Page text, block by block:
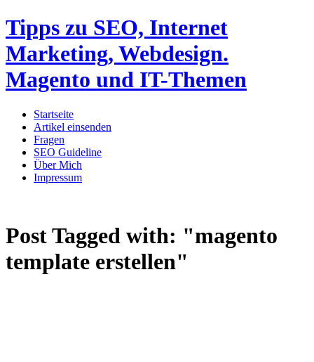
Tipps zu SEO, Internet
Marketing, Webdesign.
Magento und IT-Themen
Startseite
Artikel einsenden
Fragen
SEO Guideline
Über Mich
Impressum
Post Tagged with: "magento
template erstellen"